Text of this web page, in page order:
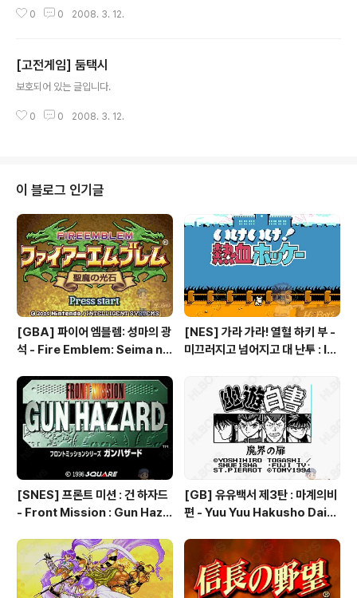
0 0 2008. 3. 12.
[고전게임] 둠택시
보호되어 있는 글입니다.
0 0 2008. 3. 12.
이 블로그 인기글
[GBA] 파이어 엠블렘: 성마의 광
석 - Fire Emblem: Seima no
ム 聖魔の光石, 파이어 엠블렘:
더 세이크리드 스톤즈 - Fire Em
blem: The Sacred Stones
[NES] 가라 가라! 열혈 하키 부 -
미끄러지고 넘어지고 대 난투 : Ik
- Subette Koronde Dai Ran
tou, いけいけ熱血ホッケー部
すべってころんで大乱闘
[SNES] 프론트 미션 : 건 하자드
- Front Mission : Gun Haza
ズ ガンハザード
[GB] 유유백서 제3탄 : 마계의비
편 - Yuu Yuu Hakusho Dai-3
☆遊☆白書 第3弾 魔界の扉編